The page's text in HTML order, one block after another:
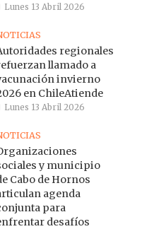
Lunes 13 Abril 2026
regionales
llamado a
invierno
en ChileAtiende
Lunes 13 Abril 2026
y municipio
Cabo de Hornos
agenda
para
desafíos